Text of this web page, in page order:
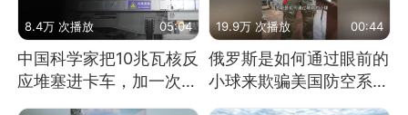
8.4万 次播放 05:04
中国科学家把10兆瓦核反
应堆塞进卡车，加一次燃
料能跑几十年
19.9万 次播放 00:44
俄罗斯是如何通过眼前的
小球来欺骗美国防空系统
的